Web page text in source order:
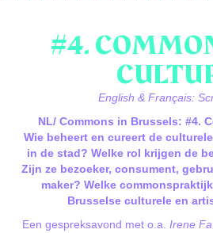
#4.
English & Français:
NL/ Commons in Brussels: #4.
Wie beheert en cureert de
in de stad? Welke rol krijgen de
Zijn ze bezoeker, consument,
maker? Welke
Brusselse culturele en
Een gespreksavond met o.a. Irene